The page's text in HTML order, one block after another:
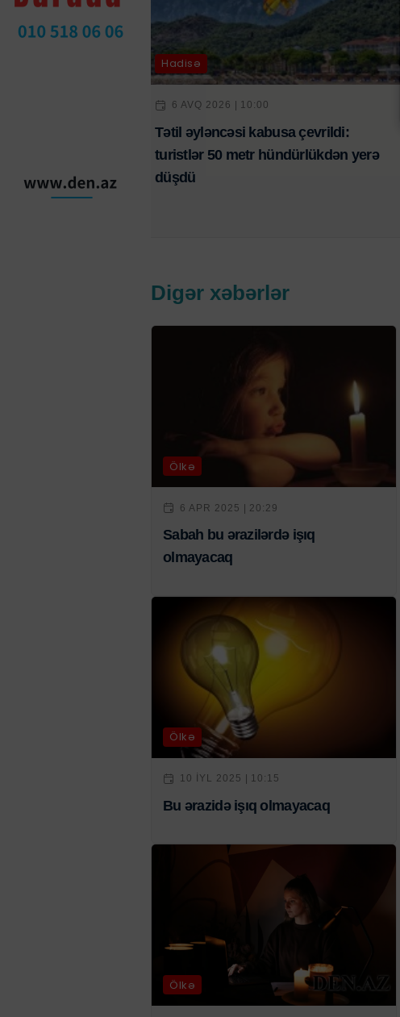
Hadisə
6 AVQ 2026 | 10:00
Tətil əyləncəsi kabusa çevrildi:
turistlər 50 metr hündürlükdən yerə
düşdü
Digər xəbərlər
Ölkə
6 APR 2025 | 20:29
Sabah bu ərazilərdə işıq
olmayacaq
Ölkə
10 IYL 2025 | 10:15
Bu ərazidə işıq olmayacaq
Ölkə